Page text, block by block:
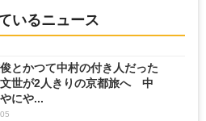
いるニュース
とかつて中村の付き人だった
世が2人きりの京都旅へ 中
にや...